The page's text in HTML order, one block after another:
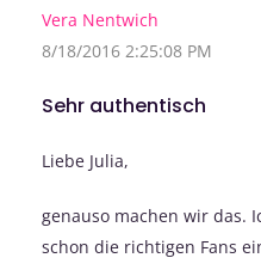
Vera Nentwich
8/18/2016 2:25:08 PM
Sehr authentisch
Liebe Julia,
genauso machen wir das.
schon die richtigen Fans